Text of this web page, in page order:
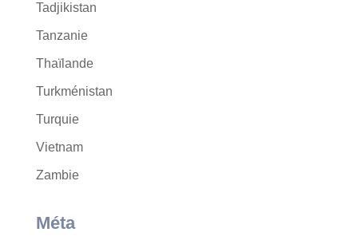
Tadjikistan
Tanzanie
Thaïlande
Turkménistan
Turquie
Vietnam
Zambie
Méta